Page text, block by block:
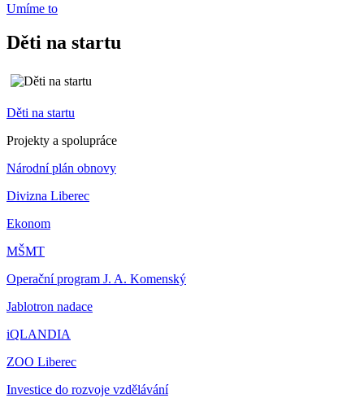
Umíme to
Děti na startu
Děti na startu
Projekty a spolupráce
Národní plán obnovy
Divizna Liberec
Ekonom
MŠMT
Operační program J. A. Komenský
Jablotron nadace
iQLANDIA
ZOO Liberec
Investice do rozvoje vzdělávání